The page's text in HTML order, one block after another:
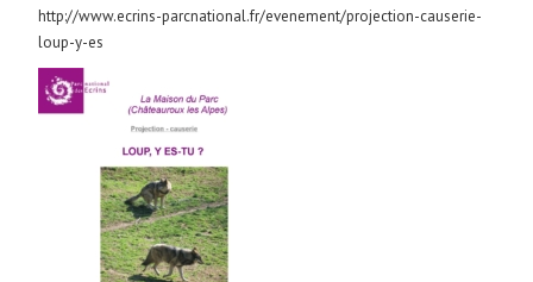
http://www.ecrins-parcnational.fr/evenement/projection-causerie-
loup-y-es